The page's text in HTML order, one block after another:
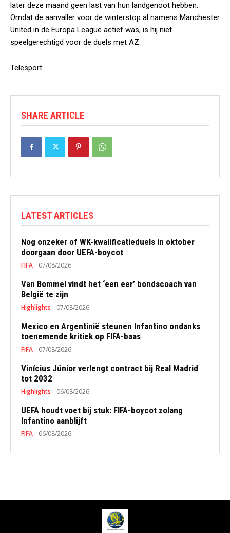
later deze maand geen last van hun landgenoot hebben.
Omdat de aanvaller voor de winterstop al namens Manchester
United in de Europa League actief was, is hij niet
speelgerechtigd voor de duels met AZ.
Telesport
SHARE ARTICLE
LATEST ARTICLES
Nog onzeker of WK-kwalificatieduels in oktober
doorgaan door UEFA-boycot
FIFA 07/08/2026
Van Bommel vindt het ‘een eer’ bondscoach van
België te zijn
Highlights 07/08/2026
Mexico en Argentinië steunen Infantino ondanks
toenemende kritiek op FIFA-baas
FIFA 07/08/2026
Vinícius Júnior verlengt contract bij Real Madrid
tot 2032
Highlights 06/08/2026
UEFA houdt voet bij stuk: FIFA-boycot zolang
Infantino aanblijft
FIFA 06/08/2026